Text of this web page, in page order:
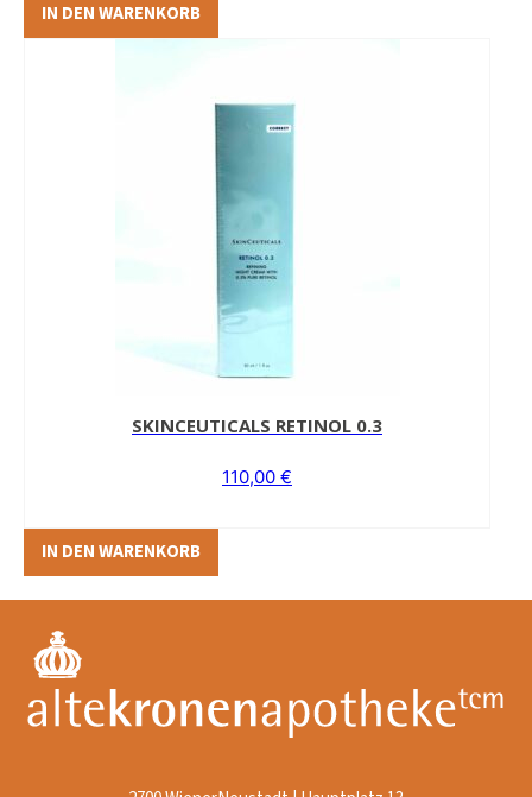
IN DEN WARENKORB
SKINCEUTICALS RETINOL 0.3
110,00 €
IN DEN WARENKORB